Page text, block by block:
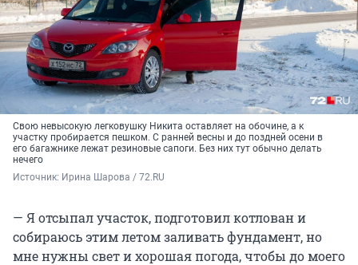
Свою невысокую легковушку Никита оставляет на обочине, а к
участку пробирается пешком. С ранней весны и до поздней осени в
его багажнике лежат резиновые сапоги. Без них тут обычно делать
нечего
Источник: Ирина Шарова / 72.RU
— Я отсыпал участок, подготовил котлован и
собираюсь этим летом заливать фундамент, но
мне нужны свет и хорошая погода, чтобы до моего